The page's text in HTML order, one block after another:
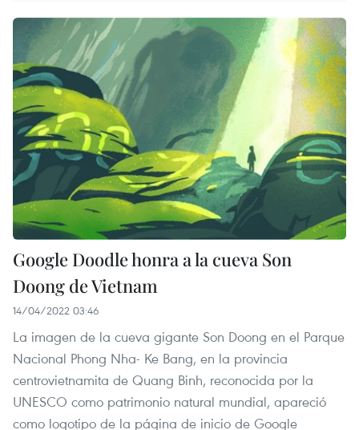
Google Doodle honra a la cueva Son
Doong de Vietnam
14/04/2022 03:46
La imagen de la cueva gigante Son Doong en el Parque
Nacional Phong Nha- Ke Bang, en la provincia
centrovietnamita de Quang Binh, reconocida por la
UNESCO como patrimonio natural mundial, apareció
como logotipo de la página de inicio de Google